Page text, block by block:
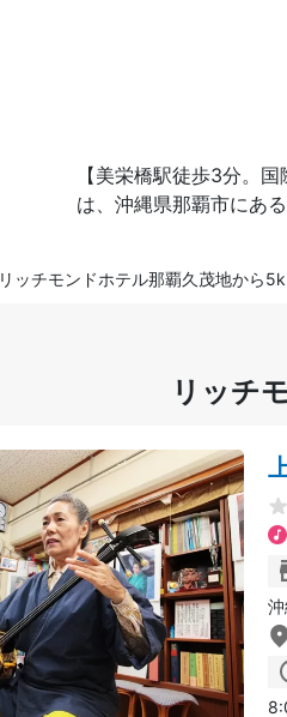
【美栄橋駅徒歩3分。
は、沖縄県那覇市にあ
リッチモンドホテル那覇久茂地から
リッチ